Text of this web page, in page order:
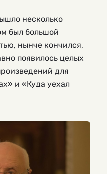
несколько
был большой
нынче кончился,
появилось целых
для
и «Куда уехал